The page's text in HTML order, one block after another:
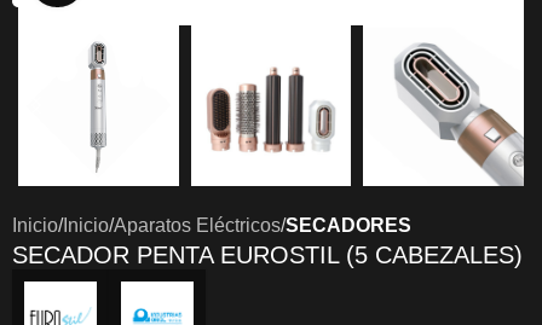
Inicio Inicio Aparatos Eléctricos SECADORES
SECADOR PENTA EUROSTIL (5 CABEZALES)